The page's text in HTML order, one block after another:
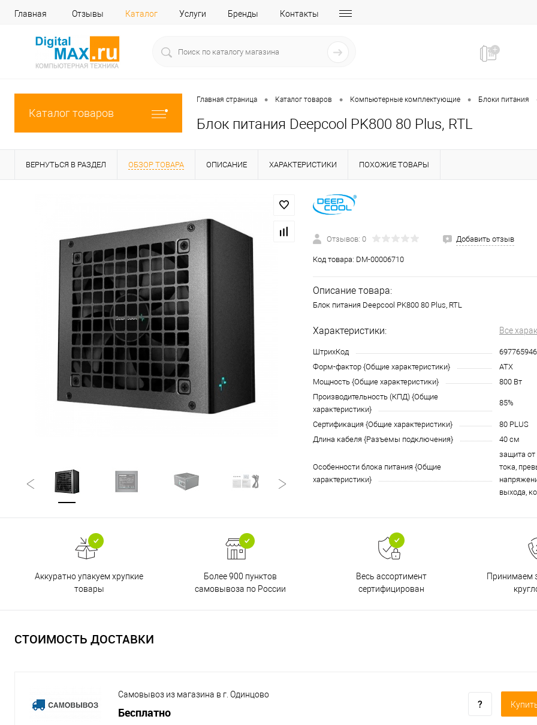
Главная Отзывы Каталог Услуги Бренды Контакты
Каталог товаров
Главная страница • Каталог товаров • Компьютерные комплектующие • Блоки питания
Блок питания Deepcool PK800 80 Plus, RTL
ВЕРНУТЬСЯ В РАЗДЕЛ ОБЗОР ТОВАРА ОПИСАНИЕ ХАРАКТЕРИСТИКИ ПОХОЖИЕ ТОВАРЫ
Отзывов: 0 Добавить отзыв
Код товара: DM-00006710
Описание товара:
Блок питания Deepcool PK800 80 Plus, RTL
Характеристики: Все
ШтрихКод
Форм-фактор {Общие характеристики}
ATX
Мощность {Общие характеристики}
800 Вт
Производительность (КПД) {Общие
характеристики}
85%
Сертификация {Общие характеристики}
80 PLUS
Длина кабеля {Разъемы подключения}
40 см
Особенности блока питания {Общие
характеристики}
защита
тока,
выхода,
Аккуратно упакуем хрупкие
товары
Более 900 пунктов
самовывоза по России
Весь ассортимент
сертифицирован
Принимаем
СТОИМОСТЬ ДОСТАВКИ
Самовывоз из магазина в г. Одинцово
Бесплатно